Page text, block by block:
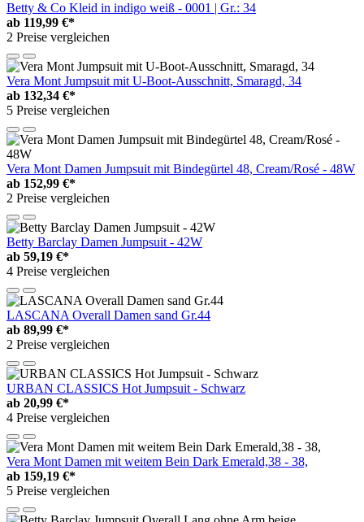
Betty & Co Kleid in indigo weiß - 0001 | Gr.: 34
ab 119,99 €*
2 Preise vergleichen
Vera Mont Jumpsuit mit U-Boot-Ausschnitt, Smaragd, 34
ab 132,34 €*
5 Preise vergleichen
Vera Mont Damen Jumpsuit mit Bindegürtel 48, Cream/Rosé - 48W
ab 152,99 €*
2 Preise vergleichen
Betty Barclay Damen Jumpsuit - 42W
ab 59,19 €*
4 Preise vergleichen
LASCANA Overall Damen sand Gr.44
ab 89,99 €*
2 Preise vergleichen
URBAN CLASSICS Hot Jumpsuit - Schwarz
ab 20,99 €*
4 Preise vergleichen
Vera Mont Damen mit weitem Bein Dark Emerald,38 - 38,
ab 159,19 €*
5 Preise vergleichen